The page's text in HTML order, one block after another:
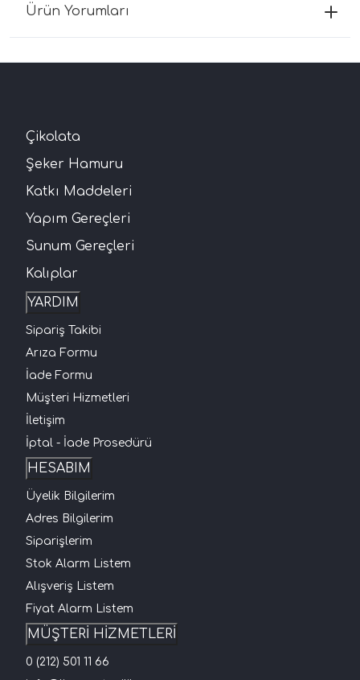
Ürün Yorumları
Çikolata
Şeker Hamuru
Katkı Maddeleri
Yapım Gereçleri
Sunum Gereçleri
Kalıplar
YARDIM
Sipariş Takibi
Arıza Formu
İade Formu
Müşteri Hizmetleri
İletişim
İptal - İade Prosedürü
HESABIM
Üyelik Bilgilerim
Adres Bilgilerim
Siparişlerim
Stok Alarm Listem
Alışveriş Listem
Fiyat Alarm Listem
MÜŞTERİ HİZMETLERİ
0 (212) 501 11 66